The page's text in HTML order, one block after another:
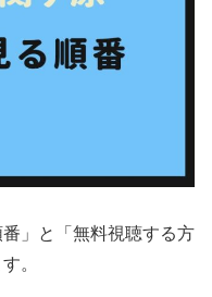
」と「無料視聴する方
。